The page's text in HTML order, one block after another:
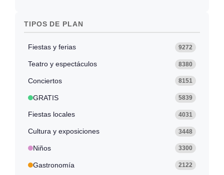
TIPOS DE PLAN
Fiestas y ferias 9272
Teatro y espectáculos 8380
Conciertos 8151
GRATIS 5839
Fiestas locales 4031
Cultura y exposiciones 3448
Niños 3300
Gastronomía 2122